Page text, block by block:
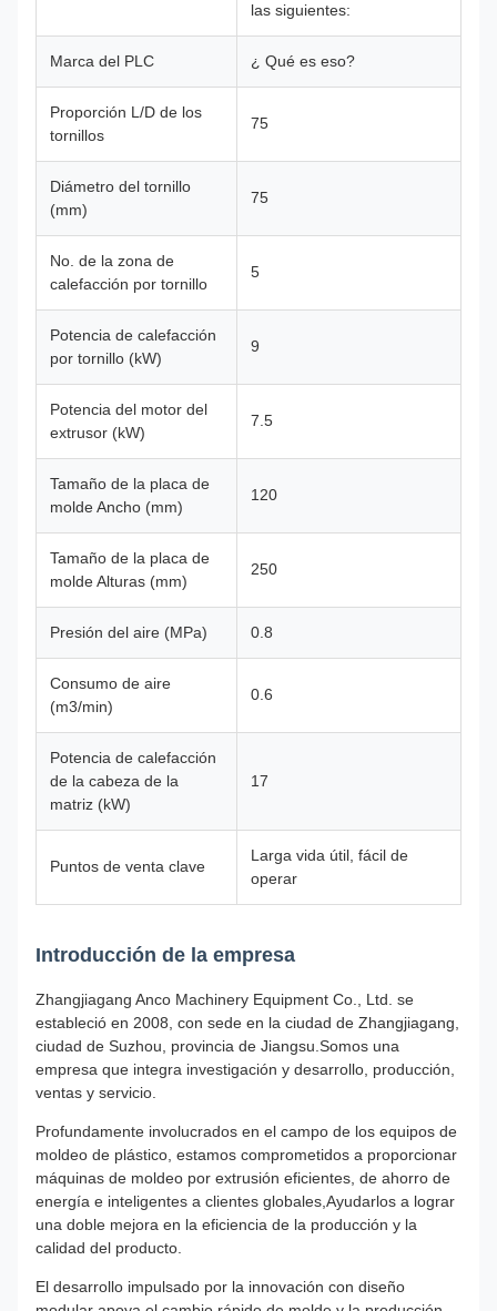
las siguientes:
Marca del PLC ¿ Qué es eso?
Proporción L/D de los
tornillos
75
Diámetro del tornillo
(mm)
75
No. de la zona de
calefacción por tornillo
5
Potencia de calefacción
por tornillo (kW)
9
Potencia del motor del
extrusor (kW)
7.5
Tamaño de la placa de
molde Ancho (mm)
120
Tamaño de la placa de
molde Alturas (mm)
250
Presión del aire (MPa) 0.8
Consumo de aire
(m3/min)
0.6
Potencia de calefacción
de la cabeza de la
matriz (kW)
17
Puntos de venta clave
Larga vida útil, fácil de
operar
Introducción de la empresa
Zhangjiagang Anco Machinery Equipment Co., Ltd. se
estableció en 2008, con sede en la ciudad de Zhangjiagang,
ciudad de Suzhou, provincia de Jiangsu.Somos una
empresa que integra investigación y desarrollo, producción,
ventas y servicio.
Profundamente involucrados en el campo de los equipos de
moldeo de plástico, estamos comprometidos a proporcionar
máquinas de moldeo por extrusión eficientes, de ahorro de
energía e inteligentes a clientes globales,Ayudarlos a lograr
una doble mejora en la eficiencia de la producción y la
calidad del producto.
El desarrollo impulsado por la innovación con diseño